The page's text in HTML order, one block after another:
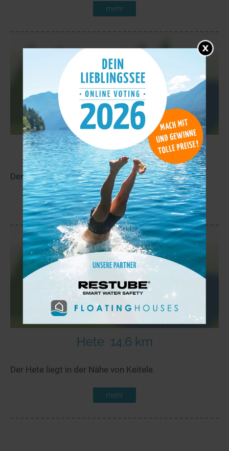
mehr
Pitkäjärvi 12,7 km
Der Pitkäjärvi liegt in der Nähe von Haarala.
mehr
Hete 14,6 km
Der Hete liegt in der Nähe von Keitele.
mehr